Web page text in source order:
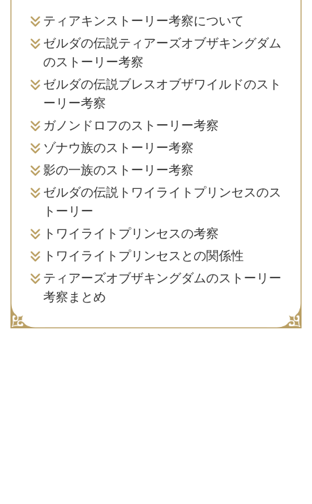
ティアキンストーリー考察について
ゼルダの伝説ティアーズオブザキングダム
のストーリー考察
ゼルダの伝説ブレスオブザワイルドのスト
ーリー考察
ガノンドロフのストーリー考察
ゾナウ族のストーリー考察
影の一族のストーリー考察
ゼルダの伝説トワイライトプリンセスのス
トーリー
トワイライトプリンセスの考察
トワイライトプリンセスとの関係性
ティアーズオブザキングダムのストーリー
考察まとめ